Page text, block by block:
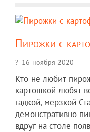
Пирожки с
16 ноября 2020
Кто не любит
картошкой любят
гадкой, мерзкой
демонстративно
вдруг на столе